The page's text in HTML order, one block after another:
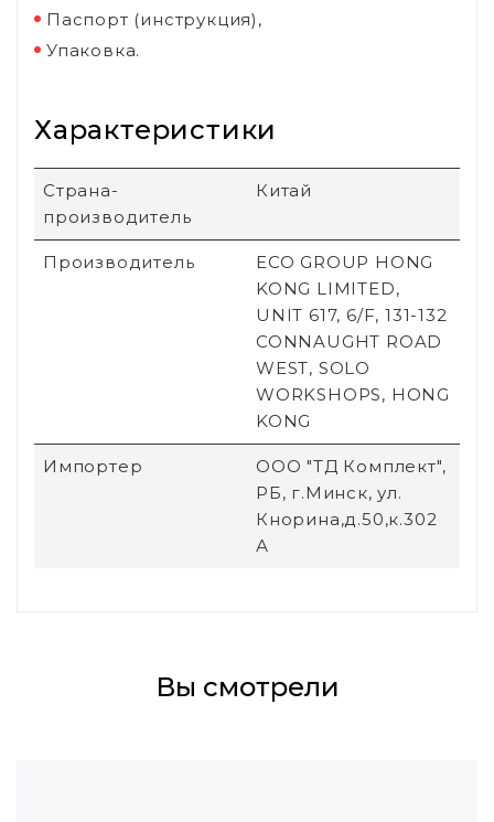
Паспорт (инструкция),
Упаковка.
Характеристики
Страна-
производитель
Китай
Производитель
ECO GROUP HONG
KONG LIMITED,
UNIT 617, 6/F, 131-132
CONNAUGHT ROAD
WEST, SOLO
WORKSHOPS, HONG
KONG
Импортер
ООО "ТД Комплект",
РБ, г.Минск, ул.
Кнорина,д.50,к.302
А
Вы смотрели